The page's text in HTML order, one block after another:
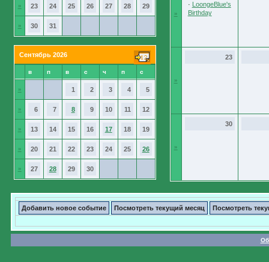
» 23 24 25 26 27 28 29
» 30 31
Сентябрь 2026
в п в с ч п с
» 1 2 3 4 5
» 6 7 8 9 10 11 12
» 13 14 15 16 17 18 19
» 20 21 22 23 24 25 26
» 27 28 29 30
»
· LoongeBlue's
Birthday
»
23
»
30
Добавить новое событие Посмотреть текущий месяц Посмотреть